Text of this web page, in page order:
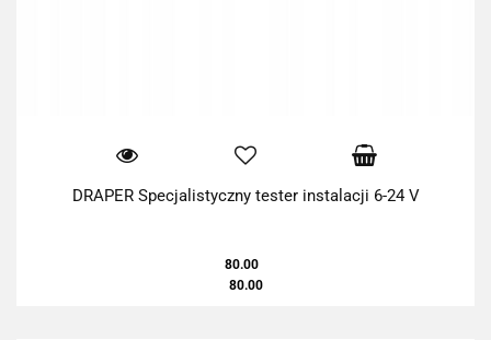
DRAPER Specjalistyczny tester instalacji 6-24 V
80.00
80.00